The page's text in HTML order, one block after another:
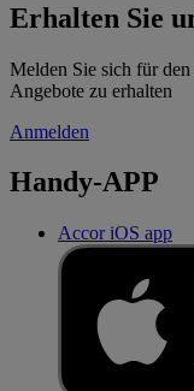
Erhalten Sie
Melden Sie sich für den
Angebote zu erhalten
Anmelden
Handy-APP
Accor iOS app